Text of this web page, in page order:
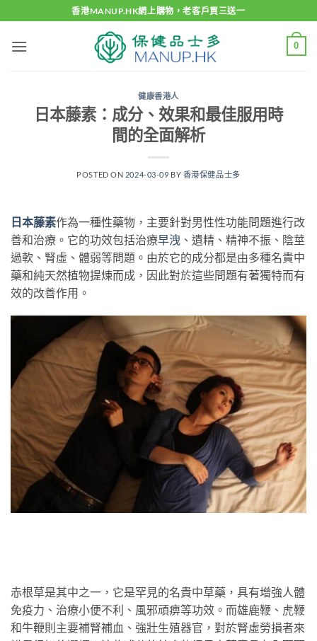
to
content
香港MANUP.HK網上購物，老客戶買三送一
0
健康香港人
日本藤素：成分、效果和最佳服用時
間的全面解析
POSTED ON 2024-03-09 BY 香港保健品士多
日本藤素作為一種性藥物，主要針對男性性功能問題進行改
善和治療。它的功效包括治療早洩 、遺精、精神不振、陰莖
過軟、腎虛、體弱等問題。由於它的成分都是由多種名貴中
藥和純天然植物提煉而成，因此對於這些問題有著獨特而有
效的改善作用。
赤根草是其中之一，它是罕見的名貴中草藥，具有增強人體
免疫力、治療小便不利、風邪頑痹等功效。而雄鹿鞭、虎鞭
和牛鞭則主要補腎補血、強壯生殖器官，對於腎虛勞損者來